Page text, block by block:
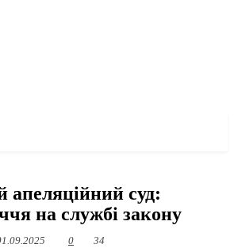
апеляційний суд:
на службі закону
0 34